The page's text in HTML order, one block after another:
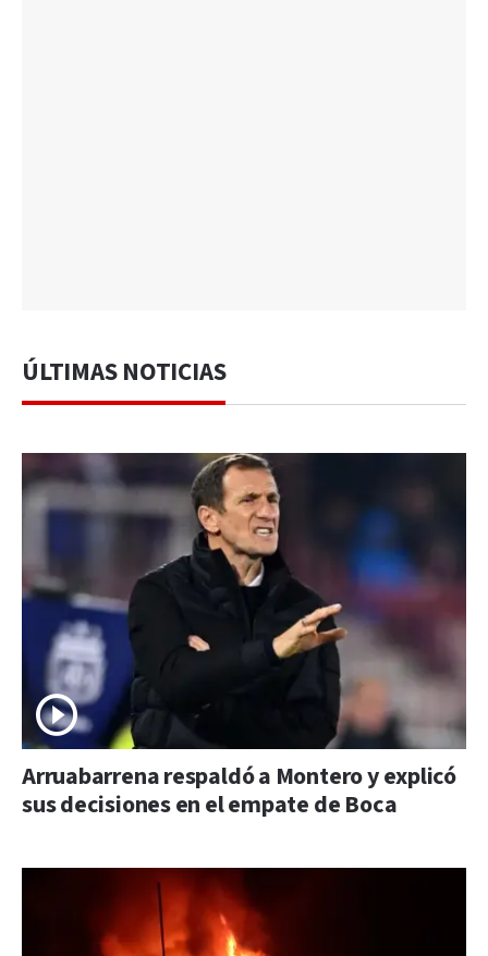
ÚLTIMAS NOTICIAS
Arruabarrena respaldó a Montero y explicó
sus decisiones en el empate de Boca